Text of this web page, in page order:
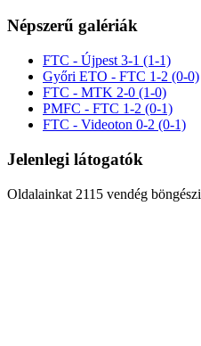
Népszerű galériák
FTC - Újpest 3-1 (1-1)
Győri ETO - FTC 1-2 (0-0)
FTC - MTK 2-0 (1-0)
PMFC - FTC 1-2 (0-1)
FTC - Videoton 0-2 (0-1)
Jelenlegi látogatók
Oldalainkat 2115 vendég böngészi